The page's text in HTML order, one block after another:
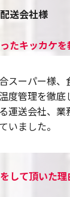
送会社様
たキッカケ
スーパー様、
度管理を徹底
運送会社、
いました。
して頂いた